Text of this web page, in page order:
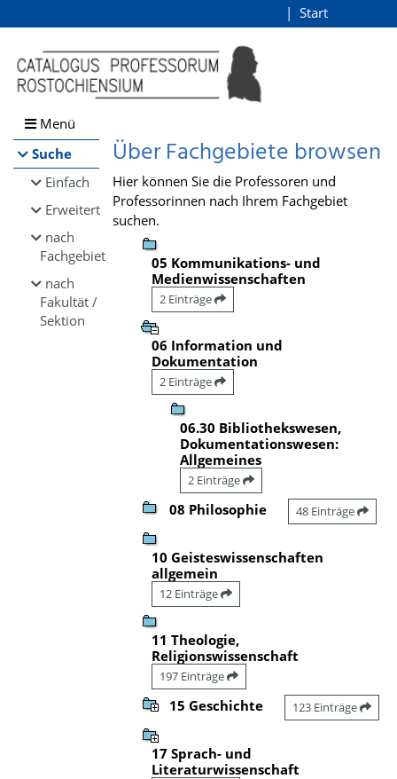
Browsen
direkt zum Inhalt
Start
Menü
Suche
Einfach
Erweitert
nach
Fachgebiet
nach
Fakultät /
Sektion
Über Fachgebiete browsen
Hier können Sie die Professoren und
Professorinnen nach Ihrem Fachgebiet
suchen.
05 Kommunikations- und
Medienwissenschaften
2 Einträge
06 Information und
Dokumentation
2 Einträge
06.30 Bibliothekswesen,
Dokumentationswesen:
Allgemeines
2 Einträge
08 Philosophie 48 Einträge
10 Geisteswissenschaften
allgemein
12 Einträge
11 Theologie,
Religionswissenschaft
197 Einträge
15 Geschichte 123 Einträge
17 Sprach- und
Literaturwissenschaft